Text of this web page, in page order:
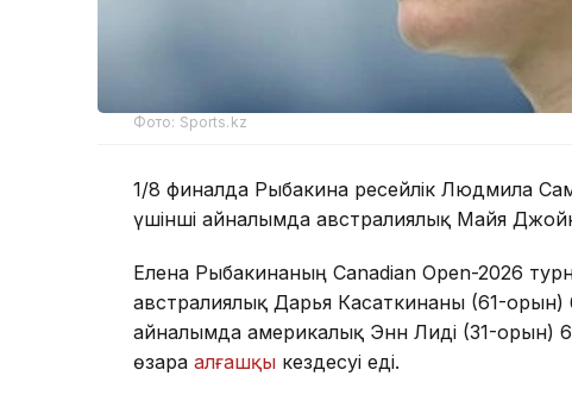
Фото: Sports.kz
1/8 финалда Рыбакина ресейлік Людмила
үшінші айналымда австралиялық Майя
Елена Рыбакинаның Canadian Open-2026
австралиялық Дарья Касаткинаны (61-орын)
айналымда америкалық Энн Лиді (31-орын)
өзара алғашқы кездесуі еді.